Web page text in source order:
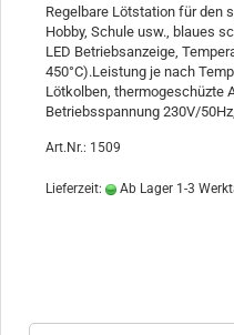
Regelbare Lötstation für den
Hobby, Schule usw., blaues
LED Betriebsanzeige,
450°C).Leistung je nach
Lötkolben, thermogeschüzte
Betriebsspannung 230V/
Art.Nr.: 1509
Lieferzeit: Ab Lager 1-3